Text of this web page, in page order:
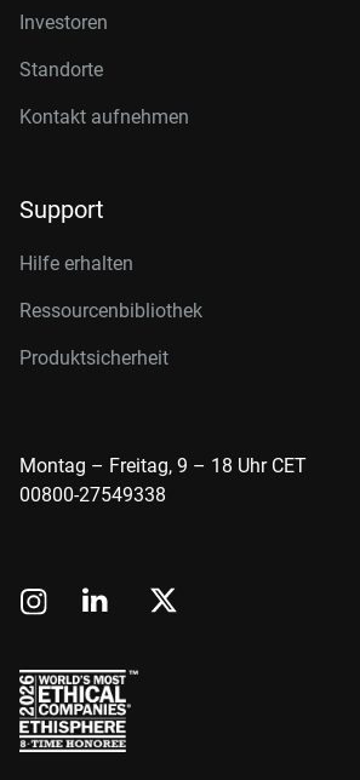
Investoren
Standorte
Kontakt aufnehmen
Support
Hilfe erhalten
Ressourcenbibliothek
Produktsicherheit
Montag – Freitag, 9 – 18 Uhr CET
00800-27549338